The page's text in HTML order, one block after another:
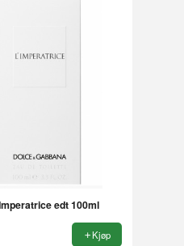
edt 100ml
Kjøp